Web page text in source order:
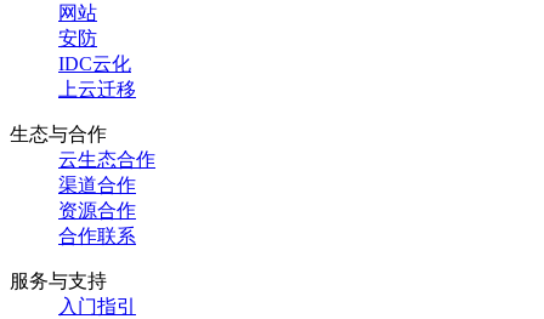
网站
安防
IDC云化
上云迁移
生态与合作
云生态合作
渠道合作
资源合作
合作联系
服务与支持
入门指引